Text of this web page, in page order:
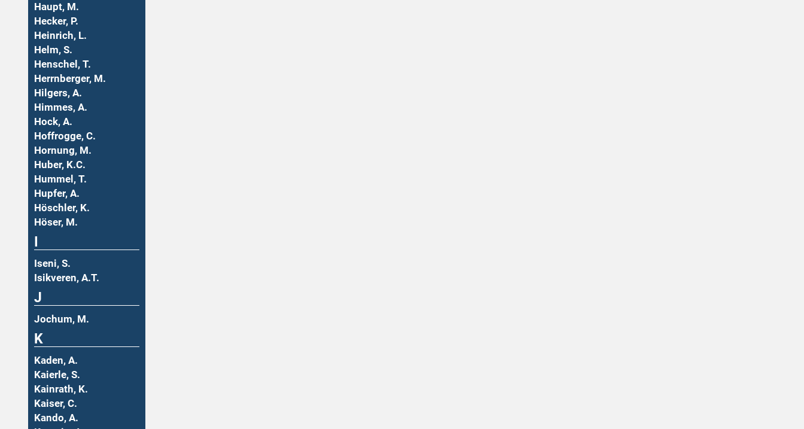
Haupt, M.
Hecker, P.
Heinrich, L.
Helm, S.
Henschel, T.
Herrnberger, M.
Hilgers, A.
Himmes, A.
Hock, A.
Hoffrogge, C.
Hornung, M.
Huber, K.C.
Hummel, T.
Hupfer, A.
Höschler, K.
Höser, M.
Iseni, S.
Isikveren, A.T.
J
Jochum, M.
K
Kaden, A.
Kaierle, S.
Kainrath, K.
Kaiser, C.
Kando, A.